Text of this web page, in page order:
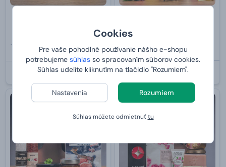
Cookies
Pre vaše pohodlné používanie nášho e-shopu
potrebujeme súhlas so spracovaním súborov cookies.
Súhlas udelíte kliknutím na tlačidlo "Rozumiem".
Nastavenia Rozumiem
Súhlas môžete odmietnuťtu
11.8.2026
kozmetikou mix
od55,99 €
U VÁS:11.8.2026